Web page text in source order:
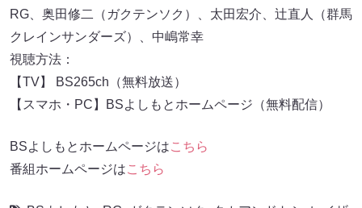
RG、奥田修二（ガクテンソク）、太田宏介、辻直人（群馬
クレインサンダーズ）、中嶋常幸
視聴方法：
【TV】 BS265ch（無料放送）
【スマホ・PC】BSよしもとホームページ（無料配信）
BSよしもとホームページはこちら
番組ホームページはこちら